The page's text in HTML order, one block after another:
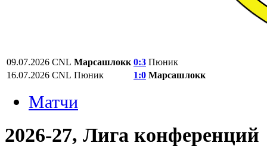
09.07.2026 CNL Марсашлокк 0:3 Пюник
16.07.2026 CNL Пюник 1:0 Марсашлокк
Матчи
2026-27, Лига конференций